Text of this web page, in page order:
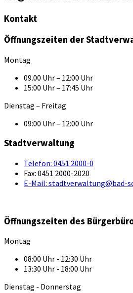
Kontakt
Öffnungszeiten der
Montag
09.00 Uhr – 12:00 Uhr
15:00 Uhr – 17:45 Uhr
Dienstag – Freitag
09:00 Uhr – 12:00 Uhr
Stadtverwaltung
Telefon: 0451 2000-0
Fax: 0451 2000-2020
E-Mail: stadtverwaltung@bad-
Öffnungszeiten des
Montag
08:00 Uhr - 12:30 Uhr
13:30 Uhr - 18:00 Uhr
Dienstag - Donnerstag